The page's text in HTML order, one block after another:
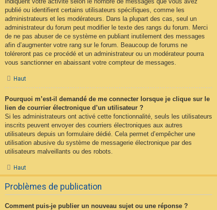
publié ou identifient certains utilisateurs spécifiques, comme les
administrateurs et les modérateurs. Dans la plupart des cas, seul un
administrateur du forum peut modifier le texte des rangs du forum. Merci
de ne pas abuser de ce système en publiant inutilement des messages
afin d’augmenter votre rang sur le forum. Beaucoup de forums ne
toléreront pas ce procédé et un administrateur ou un modérateur pourra
vous sanctionner en abaissant votre compteur de messages.
Haut
Pourquoi m’est-il demandé de me connecter lorsque je clique sur le
lien de courrier électronique d’un utilisateur ?
Si les administrateurs ont activé cette fonctionnalité, seuls les utilisateurs
inscrits peuvent envoyer des courriers électroniques aux autres
utilisateurs depuis un formulaire dédié. Cela permet d’empêcher une
utilisation abusive du système de messagerie électronique par des
utilisateurs malveillants ou des robots.
Haut
Problèmes de publication
Comment puis-je publier un nouveau sujet ou une réponse ?